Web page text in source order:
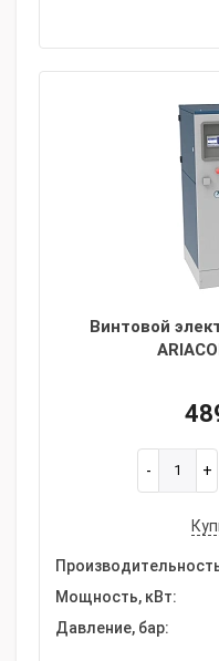
Винтовой
Мощность, кВт:
Давление, бар: